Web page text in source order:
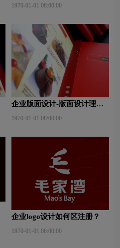
1970-01-01 08:00:00
企业版面设计-版面设计理
1970-01-01 08:00:00
企业logo设计如何区注册？
1970-01-01 08:00:00